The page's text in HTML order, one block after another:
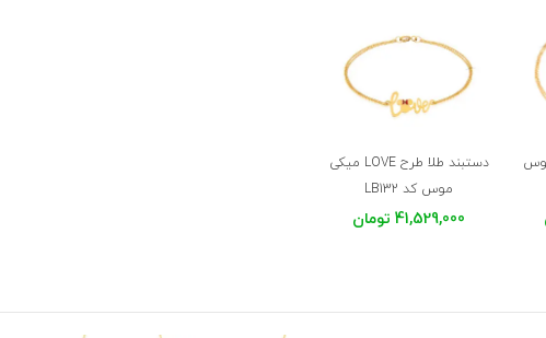
دستبند طلا طرح LOVE میکی
موس کد LB132
41,529,000 تومان